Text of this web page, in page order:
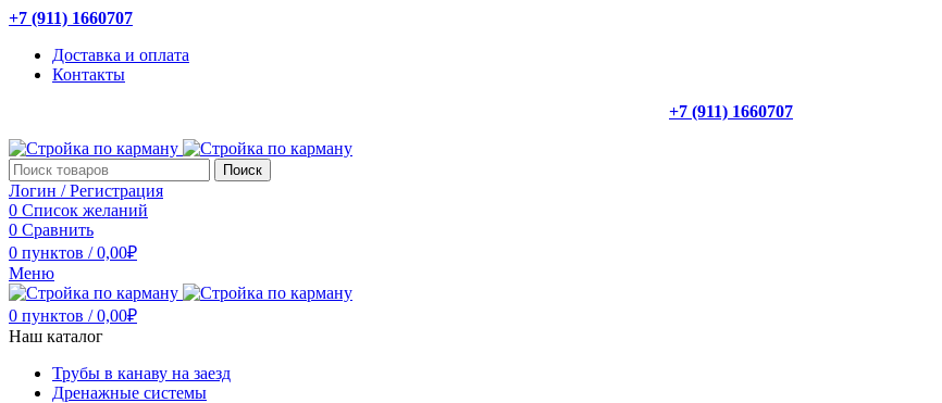
+7 (911) 1660707
Доставка и оплата
Контакты
+7 (911) 1660707
Поиск
Логин / Регистрация
0 Список желаний
0 Сравнить
0 пунктов / 0,00₽
Меню
0 пунктов / 0,00₽
Наш каталог
Трубы в канаву на заезд
Дренажные системы